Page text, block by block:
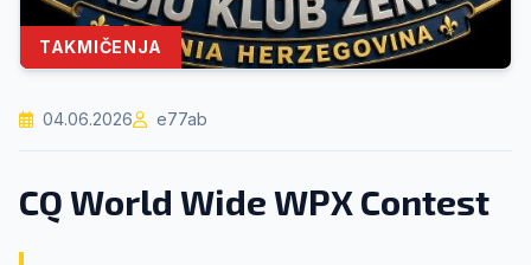
TAKMIČENJA
04.06.2026 e77ab
CQ World Wide WPX Contest